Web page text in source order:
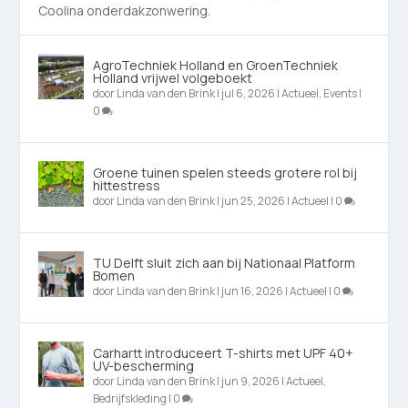
Coolina onderdakzonwering.
AgroTechniek Holland en GroenTechniek
Holland vrijwel volgeboekt
doorLinda van den Brink| jul 6, 2026 |Actueel, Events|
0
Groene tuinen spelen steeds grotere rol bij
hittestress
doorLinda van den Brink| jun 25, 2026 |Actueel | 0
TU Delft sluit zich aan bij Nationaal Platform
Bomen
doorLinda van den Brink| jun 16, 2026 |Actueel | 0
Carhartt introduceert T-shirts met UPF 40+
UV-bescherming
doorLinda van den Brink| jun 9, 2026 |Actueel,
Bedrijfskleding | 0